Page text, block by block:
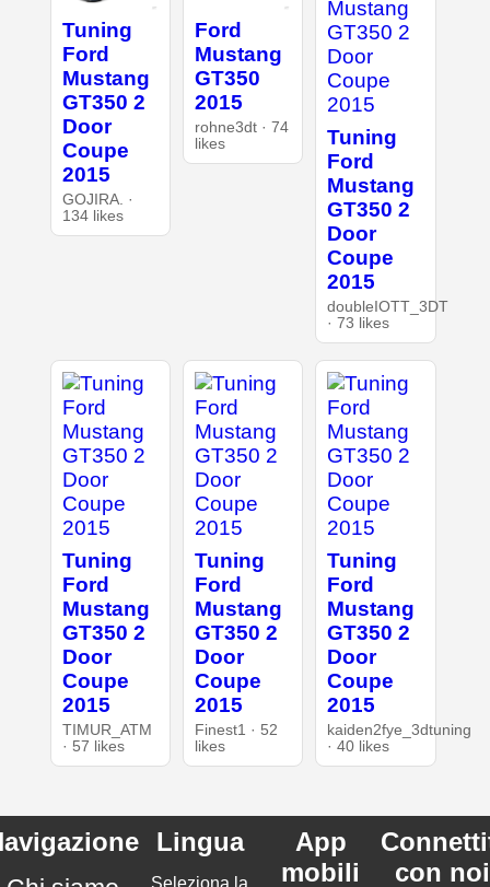
Tuning
Ford
Mustang
GT350 2
Door
Coupe
2015
GOJIRA. ·
134 likes
Ford
Mustang
GT350
2015
rohne3dt · 74
likes
Tuning
Ford
Mustang
GT350 2
Door
Coupe
2015
doubleIOTT_3DT
· 73 likes
Tuning
Ford
Mustang
GT350 2
Door
Coupe
2015
TIMUR_ATM
· 57 likes
Tuning
Ford
Mustang
GT350 2
Door
Coupe
2015
Finest1 · 52
likes
Tuning
Ford
Mustang
GT350 2
Door
Coupe
2015
kaiden2fye_3dtuning
· 40 likes
Lingua
App
mobili
con noi